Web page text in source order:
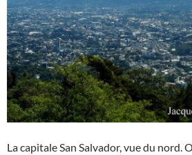
La capitale San Salvador, vue du nord.